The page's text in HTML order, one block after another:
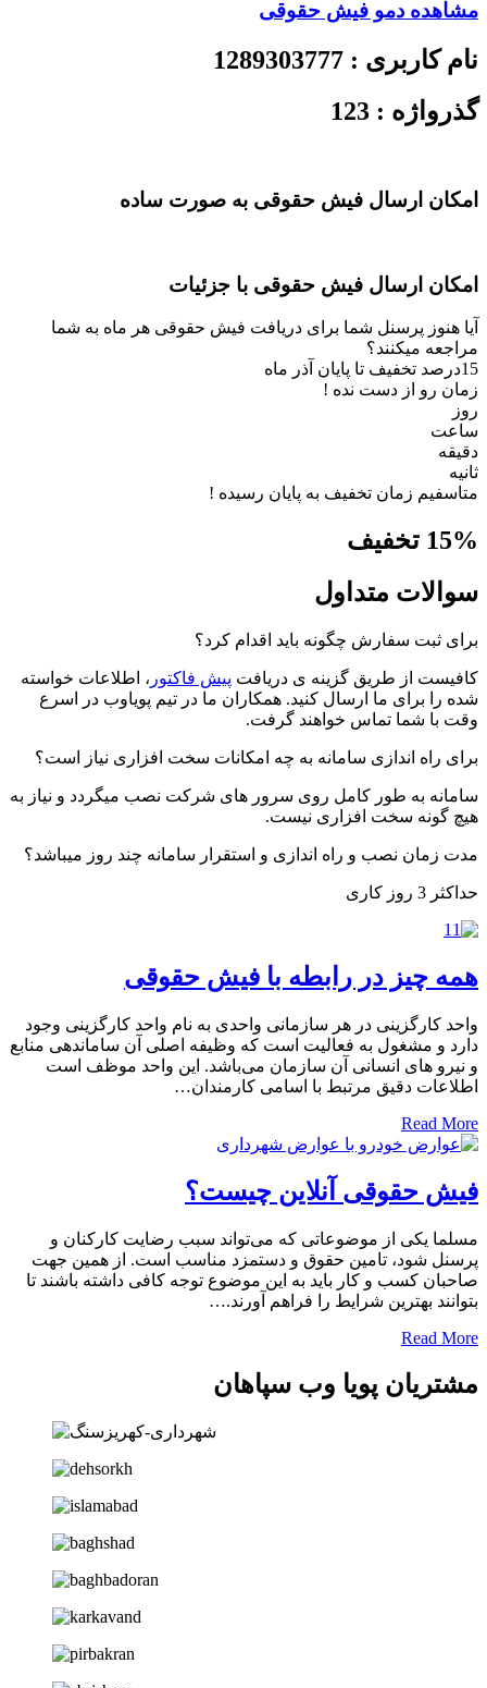
مشاهده دمو فیش حقوقی
نام کاربری : 1289303777
گذرواژه : 123
امکان ارسال فیش حقوقی به صورت ساده
امکان ارسال فیش حقوقی با جزئیات
آیا هنوز پرسنل شما برای دریافت فیش حقوقی هر ماه به شما
مراجعه میکنند؟
15درصد
تخفیف تا پایان آذر ماه
زمان رو از دست نده !
روز
ساعت
دقیقه
ثانیه
متاسفیم زمان تخفیف به پایان رسیده !
15% تخفیف
سوالات متداول
برای ثبت سفارش چگونه باید اقدام کرد؟
کافیست از طریق گزینه ی دریافت پیش فاکتور ، اطلاعات خواسته
شده را برای ما ارسال کنید. همکاران ما در تیم پویاوب در اسرع
وقت با شما تماس خواهند گرفت.
برای راه اندازی سامانه به چه امکانات سخت افزاری نیاز است؟
سامانه به طور کامل روی سرور های شرکت نصب میگردد و نیاز به
هیچ گونه سخت افزاری نیست.
مدت زمان نصب و راه اندازی و استقرار سامانه چند روز میباشد؟
حداکثر 3 روز کاری
همه چیز در رابطه با فیش حقوقی
واحد کارگزینی در هر سازمانی واحدی به نام واحد کارگزینی وجود
دارد و مشغول به فعالیت است که وظیفه اصلی آن ساماندهی منابع
و نیرو های انسانی آن سازمان می‌باشد. این واحد موظف است
اطلاعات دقیق مرتبط با اسامی کارمندان…
Read More
فیش حقوقی آنلاین چیست؟
مسلما یکی از موضوعاتی که می‌تواند سبب رضایت کارکنان و
پرسنل شود، تامین حقوق و دستمزد مناسب است. از همین جهت
صاحبان کسب و کار باید به این موضوع توجه کافی داشته باشند تا
بتوانند بهترین شرایط را فراهم آورند.…
Read More
مشتریان پویا وب سپاهان